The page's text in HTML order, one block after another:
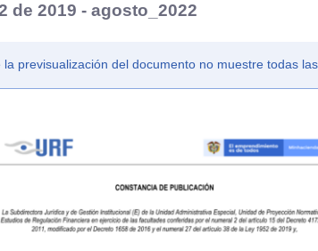
de 2019 - agosto_2022
la previsualización del documento no muestre todas